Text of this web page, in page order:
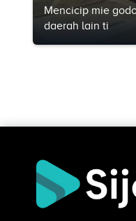
Mencicip mie
daerah lain ti